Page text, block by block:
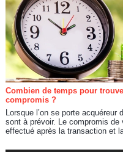
Combien de temps pour
compromis ?
Lorsque l’on se porte
sont à prévoir. Le compromis
effectué après la transaction et